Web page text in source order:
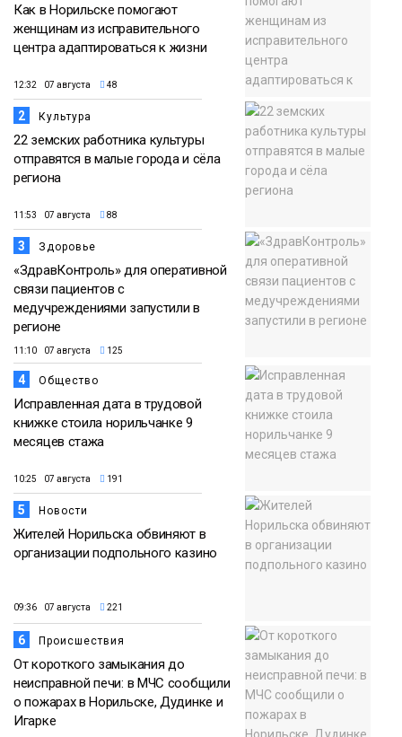
Как в Норильске помогают
женщинам из исправительного
центра адаптироваться к жизни
12:32 07 августа 48
2 Культура
22 земских работника культуры
отправятся в малые города и сёла
региона
11:53 07 августа 88
3 Здоровье
«ЗдравКонтроль» для оперативной
связи пациентов с
медучреждениями запустили в
регионе
11:10 07 августа 125
4 Общество
Исправленная дата в трудовой
книжке стоила норильчанке 9
месяцев стажа
10:25 07 августа 191
5 Новости
Жителей Норильска обвиняют в
организации подпольного казино
09:36 07 августа 221
6 Происшествия
От короткого замыкания до
неисправной печи: в МЧС сообщили
о пожарах в Норильске, Дудинке и
Игарке